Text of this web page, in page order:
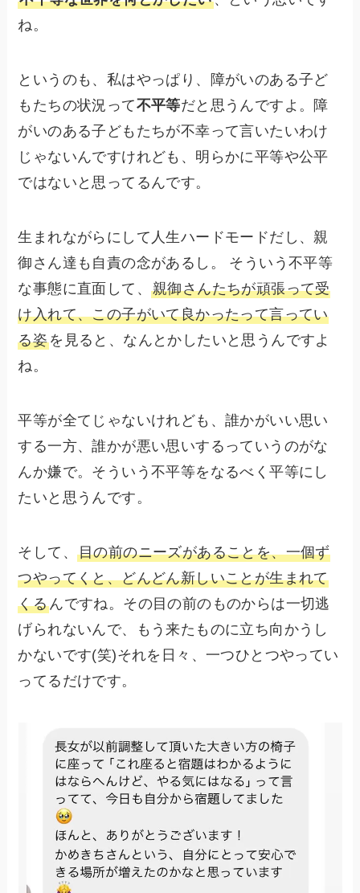
ね。
というのも、私はやっぱり、障がいのある子ど
もたちの状況って不平等だと思うんですよ。障
がいのある子どもたちが不幸って言いたいわけ
じゃないんですけれども、明らかに平等や公平
ではないと思ってるんです。
生まれながらにして人生ハードモードだし、親
御さん達も自責の念があるし。 そういう不平等
な事態に直面して、親御さんたちが頑張って受
け入れて、この子がいて良かったって言ってい
る姿を見ると、なんとかしたいと思うんですよ
ね。
平等が全てじゃないけれども、誰かがいい思い
する一方、誰かが悪い思いするっていうのがな
んか嫌で。そういう不平等をなるべく平等にし
たいと思うんです。
そして、目の前のニーズがあることを、一個ず
つやってくと、どんどん新しいことが生まれて
くるんですね。その目の前のものからは一切逃
げられないんで、もう来たものに立ち向かうし
かないです(笑)それを日々、一つひとつやってい
ってるだけです。